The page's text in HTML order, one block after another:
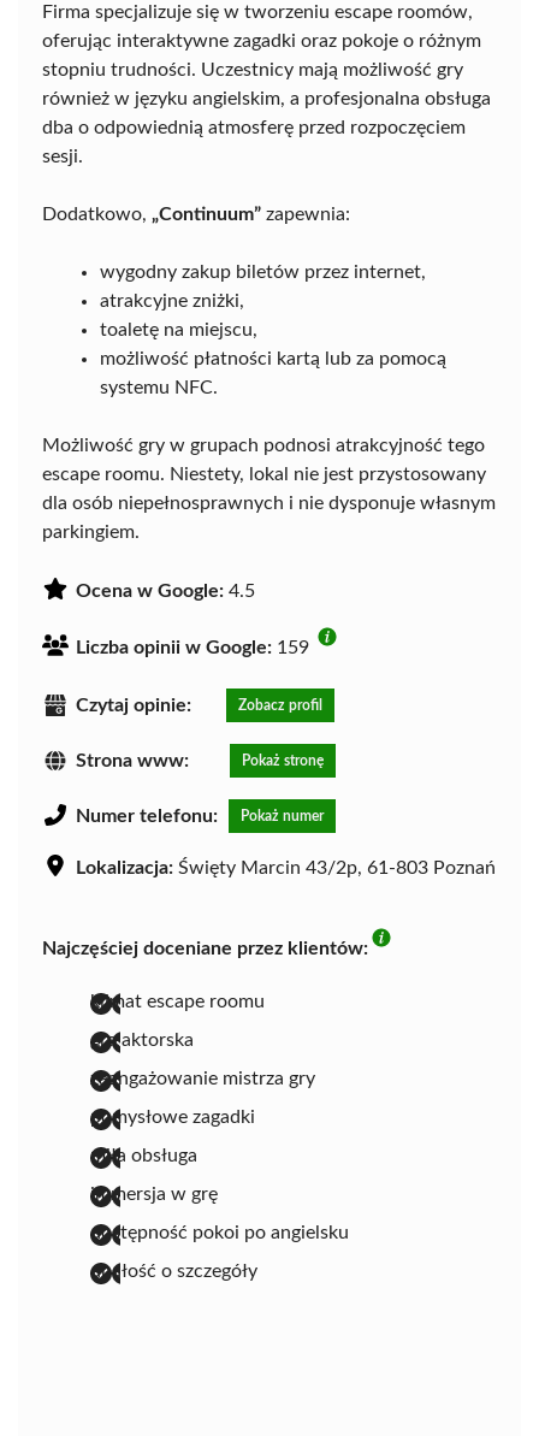
Firma specjalizuje się w tworzeniu escape roomów,
oferując interaktywne zagadki oraz pokoje o różnym
stopniu trudności. Uczestnicy mają możliwość gry
również w języku angielskim, a profesjonalna obsługa
dba o odpowiednią atmosferę przed rozpoczęciem
sesji.
Dodatkowo, „Continuum” zapewnia:
wygodny zakup biletów przez internet,
atrakcyjne zniżki,
toaletę na miejscu,
możliwość płatności kartą lub za pomocą
systemu NFC.
Możliwość gry w grupach podnosi atrakcyjność tego
escape roomu. Niestety, lokal nie jest przystosowany
dla osób niepełnosprawnych i nie dysponuje własnym
parkingiem.
Ocena w Google: 4.5
Liczba opinii w Google: 159
Czytaj opinie: Zobacz profil
Strona www: Pokaż stronę
Numer telefonu: Pokaż numer
Lokalizacja: Święty Marcin 43/2p, 61-803 Poznań
Najczęściej doceniane przez klientów:
klimat escape roomu
gra aktorska
zaangażowanie mistrza gry
pomysłowe zagadki
miła obsługa
immersja w grę
dostępność pokoi po angielsku
dbałość o szczegóły